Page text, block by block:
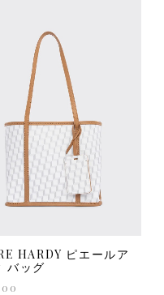
HARDY ピエールア
バッグ